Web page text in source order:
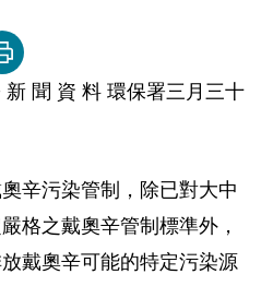
容連結
列印本頁
聞 資 料 環保署三月三十
辛污染管制，除已對大中
格之戴奧辛管制標準外，
戴奧辛可能的特定污染源